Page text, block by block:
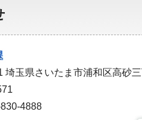
埼玉県さいたま市浦和区高砂
4888